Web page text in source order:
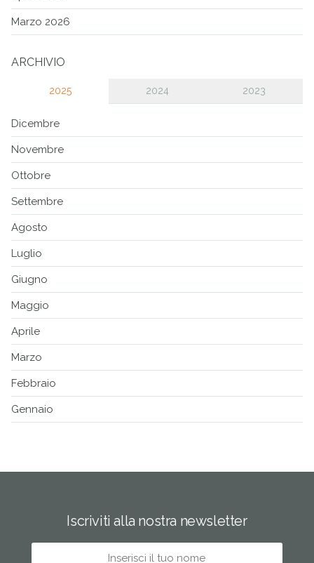
Marzo 2026
ARCHIVIO
2025 2024 2023
Dicembre
Novembre
Ottobre
Settembre
Agosto
Luglio
Giugno
Maggio
Aprile
Marzo
Febbraio
Gennaio
Iscriviti alla nostra newsletter